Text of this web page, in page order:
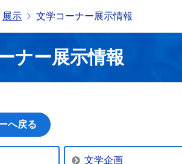
展示 文学コーナー展示情報
ナー展示情報
へ戻る
文学企画